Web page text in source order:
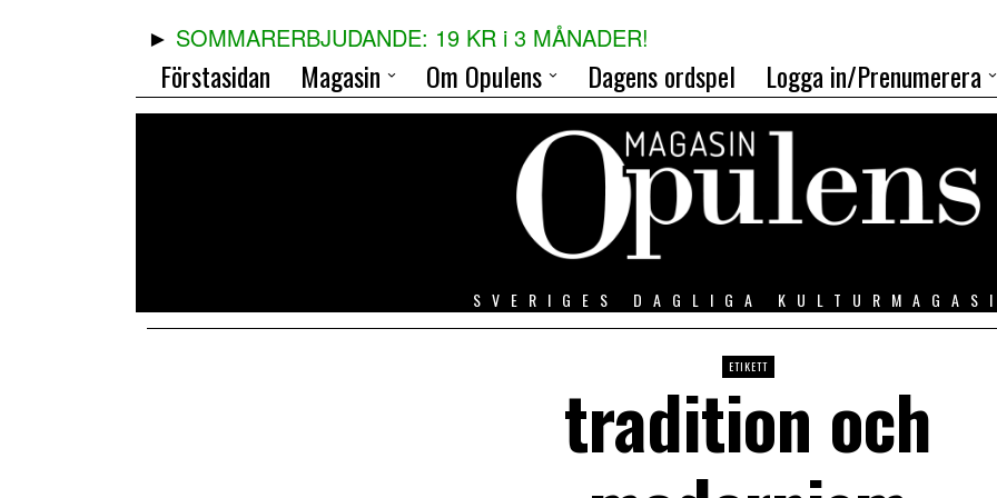
SOMMARERBJUDANDE: 19 KR i 3 MÅNADER!
Förstasidan Magasin Om Opulens Dagens ordspel Logga in/Prenumerera
SVERIGES DAGLIGA
ETIKETT
tradition och